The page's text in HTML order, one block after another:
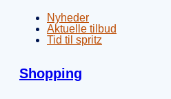
Nyheder
Aktuelle tilbud
Tid til spritz
Shopping